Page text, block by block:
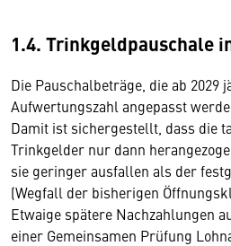
1.4. Trinkgeldpauschale
Die Pauschalbeträge, die ab 2029
Aufwertungszahl angepasst
Damit ist sichergestellt, dass die
Trinkgelder nur dann
sie geringer ausfallen als der
(Wegfall der bisherigen
Etwaige spätere Nachzahlungen
einer Gemeinsamen Prüfung